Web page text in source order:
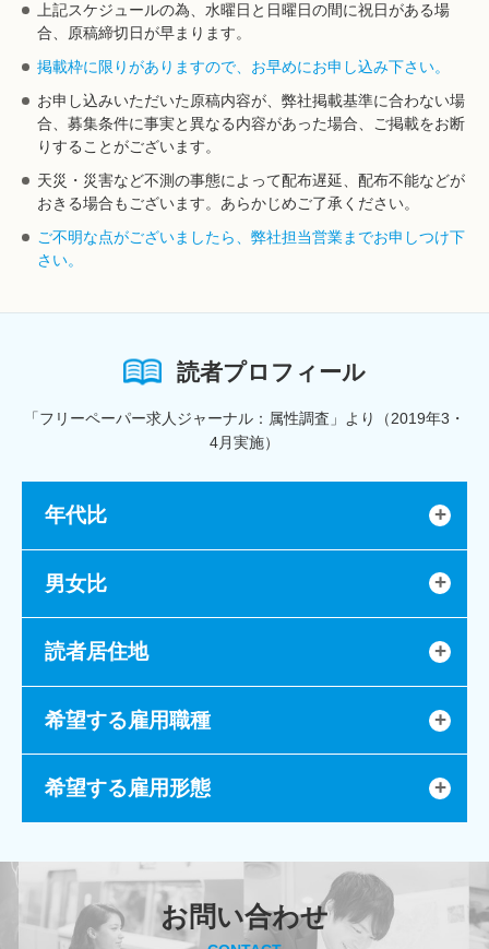
上記スケジュールの為、水曜日と日曜日の間に祝日がある場
合、原稿締切日が早まります。
掲載枠に限りがありますので、お早めにお申し込み下さい。
お申し込みいただいた原稿内容が、弊社掲載基準に合わない場
合、募集条件に事実と異なる内容があった場合、ご掲載をお断
りすることがございます。
天災・災害など不測の事態によって配布遅延、配布不能などが
おきる場合もございます。あらかじめご了承ください。
ご不明な点がございましたら、弊社担当営業までお申しつけ下
さい。
読者プロフィール
「フリーペーパー求人ジャーナル：属性調査」より（2019年3・
4月実施）
年代比
男女比
読者居住地
希望する雇用職種
希望する雇用形態
お問い合わせ